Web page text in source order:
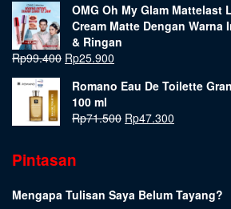
OMG Oh My Glam Mattelast
Cream Matte Dengan Warna
& Ringan
Rp99.400 Rp25.900
Romano Eau De Toilette
100 ml
Rp71.500 Rp47.300
Pintasan
Mengapa Tulisan Saya Belum Tayang?